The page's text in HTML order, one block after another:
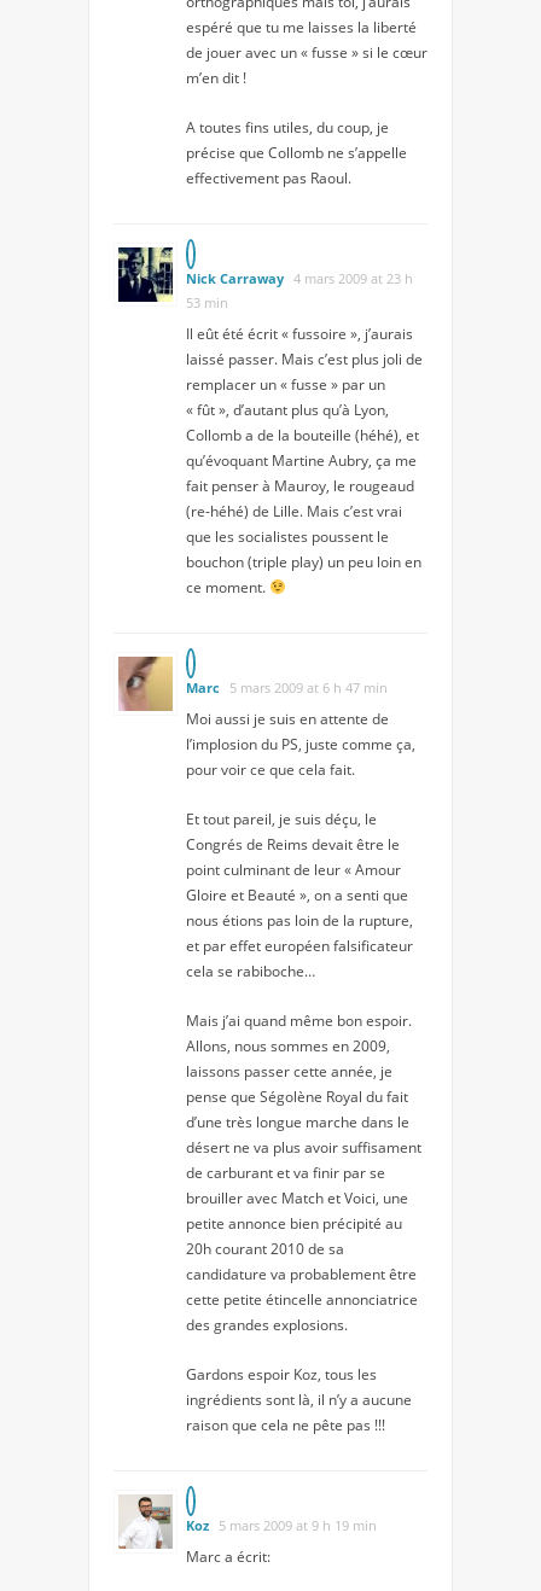
espéré que tu me laisses la liberté
de jouer avec un « fusse » si le cœur
m’en dit !
A toutes fins utiles, du coup, je
précise que Collomb ne s’appelle
effectivement pas Raoul.
Nick Carraway 4 mars 2009 at 23 h
53 min
Il eût été écrit « fussoire », j’aurais
laissé passer. Mais c’est plus joli de
remplacer un « fusse » par un
« fût », d’autant plus qu’à Lyon,
Collomb a de la bouteille (héhé), et
qu’évoquant Martine Aubry, ça me
fait penser à Mauroy, le rougeaud
(re-héhé) de Lille. Mais c’est vrai
que les socialistes poussent le
bouchon (triple play) un peu loin en
ce moment.
Marc 5 mars 2009 at 6 h 47 min
Moi aussi je suis en attente de
l’implosion du PS, juste comme ça,
pour voir ce que cela fait.
Et tout pareil, je suis déçu, le
Congrés de Reims devait être le
point culminant de leur « Amour
Gloire et Beauté », on a senti que
nous étions pas loin de la rupture,
et par effet européen falsificateur
cela se rabiboche…
Mais j’ai quand même bon espoir.
Allons, nous sommes en 2009,
laissons passer cette année, je
pense que Ségolène Royal du fait
d’une très longue marche dans le
désert ne va plus avoir suffisament
de carburant et va finir par se
brouiller avec Match et Voici, une
petite annonce bien précipité au
20h courant 2010 de sa
candidature va probablement être
cette petite étincelle annonciatrice
des grandes explosions.
Gardons espoir Koz, tous les
ingrédients sont là, il n’y a aucune
raison que cela ne pête pas !!!
Koz 5 mars 2009 at 9 h 19 min
Marca écrit: